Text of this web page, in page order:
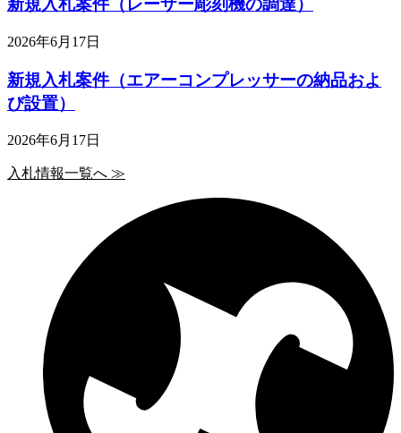
新規入札案件（レーザー彫刻機の調達）
2026年6月17日
新規入札案件（エアーコンプレッサーの納品およ
び設置）
2026年6月17日
入札情報一覧へ ≫